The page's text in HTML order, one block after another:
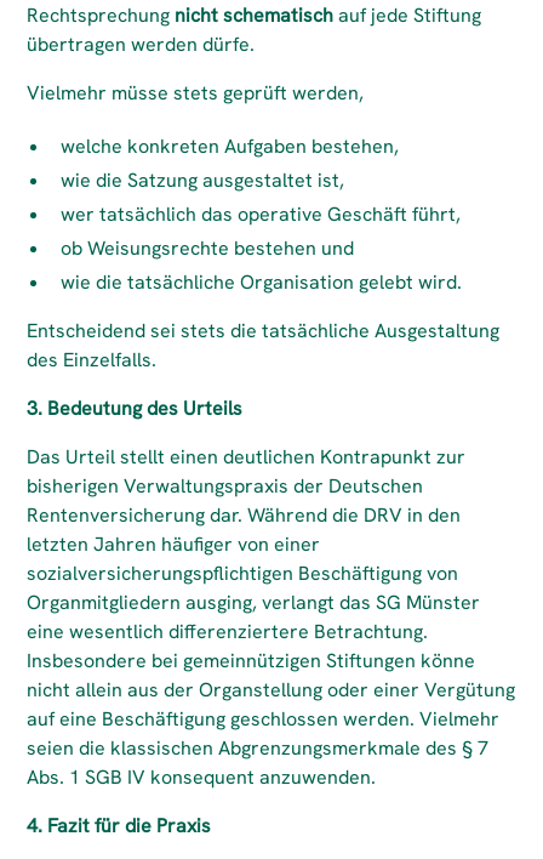
Rechtsprechung nicht schematischauf jede Stiftung
übertragen werden dürfe.
Vielmehr müsse stets geprüft werden,
welche konkreten Aufgaben bestehen,
wie die Satzung ausgestaltet ist,
wer tatsächlich das operative Geschäft führt,
ob Weisungsrechte bestehen und
wie die tatsächliche Organisation gelebt wird.
Entscheidend sei stets die tatsächliche Ausgestaltung
des Einzelfalls.
3. Bedeutung des Urteils
Das Urteil stellt einen deutlichen Kontrapunkt zur
bisherigen Verwaltungspraxis der Deutschen
Rentenversicherung dar. Während die DRV in den
letzten Jahren häufiger von einer
sozialversicherungspflichtigen Beschäftigung von
Organmitgliedern ausging, verlangt das SG Münster
eine wesentlich differenziertere Betrachtung.
Insbesondere bei gemeinnützigen Stiftungen könne
nicht allein aus der Organstellung oder einer Vergütung
auf eine Beschäftigung geschlossen werden. Vielmehr
seien die klassischen Abgrenzungsmerkmale des § 7
Abs. 1 SGB IV konsequent anzuwenden.
4. Fazit für die Praxis